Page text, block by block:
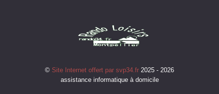
© Site Internet offert par svp34.fr 2025 - 2026
assistance informatique à domicile